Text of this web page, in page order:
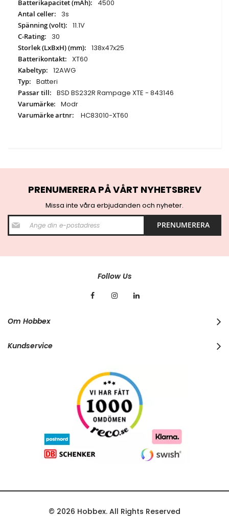
4500
3s
11.1V
30
138x47x25
XT60
12AWG
Batteri
BSD BS232R Rampage XTE - 843146
Modr
HC83010-XT60
PRENUMERERA PÅ VÅRT NYHETSBREV
Missa inte våra erbjudanden och nyheter.
S
i
g
e
r
:
PRENUMERERA
Follow Us
Om Hobbex
Kundservice
© 2026 Hobbex. All Rights Reserved